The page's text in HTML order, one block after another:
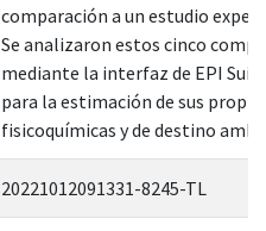
comparación a un estudio
Se analizaron estos cinco
mediante la interfaz de EPI
para la estimación de sus
fisicoquímicas y de destino
20221012091331-8245-TL